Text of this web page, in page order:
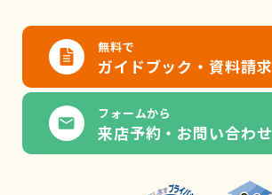
無料で
ガイドブック・資料請求
フォームから
来店予約・お問い合わせ